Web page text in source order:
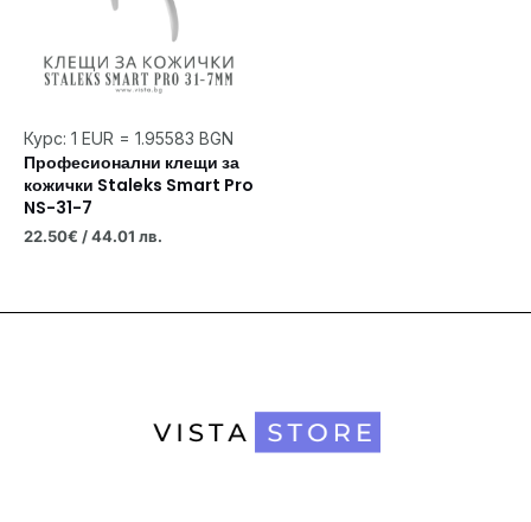
Курс: 1 EUR = 1.95583 BGN
Професионални клещи за
кожички Staleks Smart Pro
NS-31-7
22.50€ / 44.01 лв.